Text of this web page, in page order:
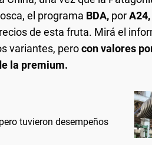
el programa BDA, porA24,
de esta fruta. Mirá el
variantes, perocon valores
la premium.
tuvieron desempeños